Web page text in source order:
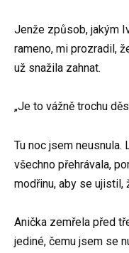
Jenže způsob, jakým
rameno, mi prozradil,
už snažila zahnat.
„Je to vážně trochu
Tu noc jsem
všechno přehrávala,
modřinu, aby se ujistil,
Anička zemřela před
jediné, čemu jsem se